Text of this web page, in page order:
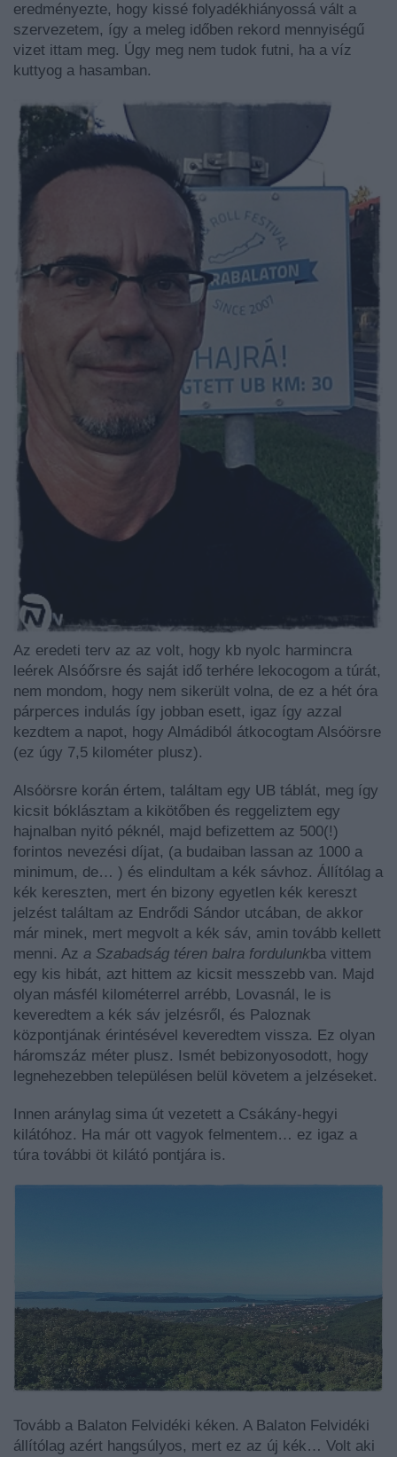
eredményezte, hogy kissé folyadékhiányossá vált a
szervezetem, így a meleg időben rekord mennyiségű
vizet ittam meg. Úgy meg nem tudok futni, ha a víz
kuttyog a hasamban.
Az eredeti terv az az volt, hogy kb nyolc harmincra
leérek Alsóőrsre és saját idő terhére lekocogom a túrát,
nem mondom, hogy nem sikerült volna, de ez a hét óra
párperces indulás így jobban esett, igaz így azzal
kezdtem a napot, hogy Almádiból átkocogtam Alsóörsre
(ez úgy 7,5 kilométer plusz).
Alsóörsre korán értem, találtam egy UB táblát, meg így
kicsit bóklásztam a kikötőben és reggeliztem egy
hajnalban nyitó péknél, majd befizettem az 500(!)
forintos nevezési díjat, (a budaiban lassan az 1000 a
minimum, de… ) és elindultam a kék sávhoz. Állítólag a
kék kereszten, mert én bizony egyetlen kék kereszt
jelzést találtam az Endrődi Sándor utcában, de akkor
már minek, mert megvolt a kék sáv, amin tovább kellett
menni. Az a Szabadság téren balra fordulunkba vittem
egy kis hibát, azt hittem az kicsit messzebb van. Majd
olyan másfél kilométerrel arrébb, Lovasnál, le is
keveredtem a kék sáv jelzésről, és Paloznak
központjának érintésével keveredtem vissza. Ez olyan
háromszáz méter plusz. Ismét bebizonyosodott, hogy
legnehezebben településen belül követem a jelzéseket.
Innen aránylag sima út vezetett a Csákány-hegyi
kilátóhoz. Ha már ott vagyok felmentem… ez igaz a
túra további öt kilátó pontjára is.
Tovább a Balaton Felvidéki kéken. A Balaton Felvidéki
állítólag azért hangsúlyos, mert ez az új kék… Volt aki